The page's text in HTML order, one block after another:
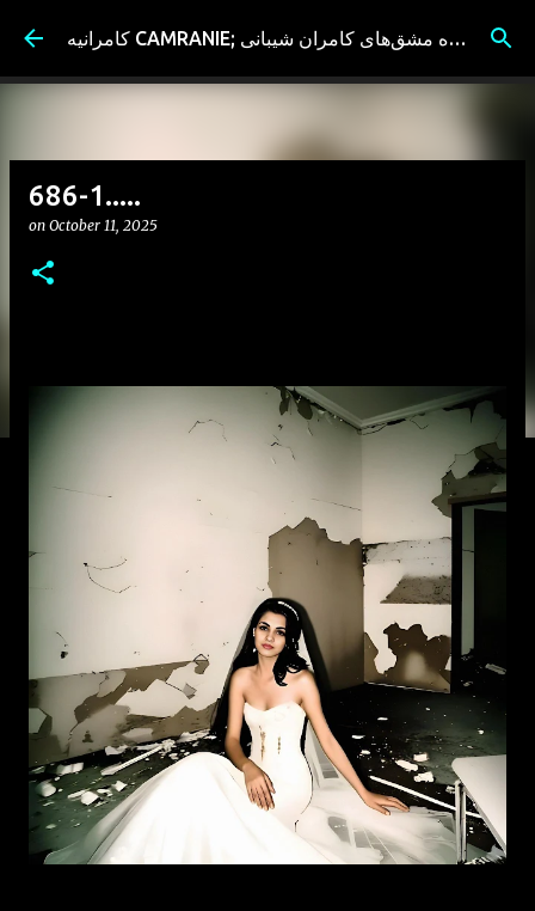
Skip to main content کامرانیه CAMRANIE; سیاه مشق‌های کامران شیبانی
686-1.....
on October 11, 2025